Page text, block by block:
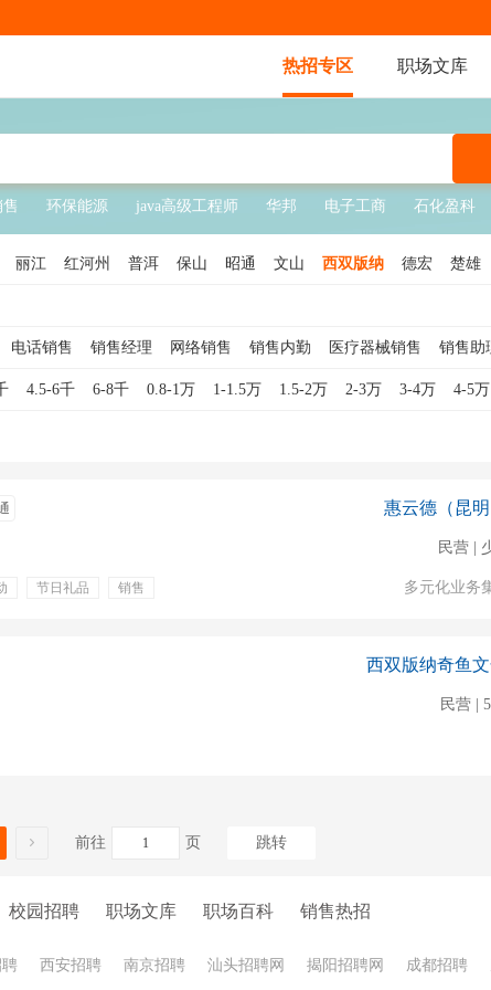
热招专区 职场文库
环保能源 java高级工程师 华邦 电子工商 石化盈科
丽江 红河州 普洱 保山 昭通 文山 西双版纳 德宏 楚雄
电话销售 销售经理 网络销售 销售内勤 医疗器械销售 销售助
销售 销售顾问 软件销售 销售代表 互联网销售 酒店销售 钢
4.5-6千 6-8千 0.8-1万 1-1.5万 1.5-2万 2-3万 3-4万 4-5万
节日礼品
销售
惠云德（昆
民营 |
多元化业务
西双版纳奇鱼
民营 |
前往 页 跳转
校园招聘 职场文库 职场百科 销售热招
西安招聘 南京招聘 汕头招聘网 揭阳招聘网 成都招聘